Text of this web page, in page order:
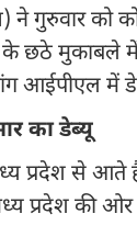
ने गुरुवार को
छठे मुकाबले में
आईपीएल में
का डेब्यू
प्रदेश से आते
प्रदेश की